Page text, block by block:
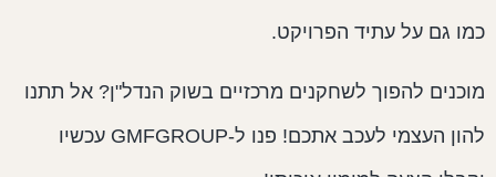
גם על עתיד הפרויקט.
להפוך לשחקנים מרכזיים בשוק הנדל"ן? אל תתנו
להון העצמי לעכב אתכם! פנו ל-GMFGROUP עכשיו